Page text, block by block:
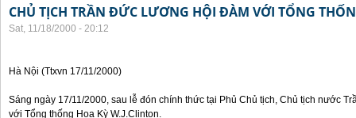
CHỦ TỊCH TRẦN ĐỨC LƯƠNG HỘI ĐÀM VỚI TỔNG
Sat, 11/18/2000 - 20:12
Hà Nội (Ttxvn 17/11/2000)
Sáng ngày 17/11/2000, sau lễ đón chính thức tại Phủ Chủ tịch, Chủ tịch nước
với Tổng thống Hoa Kỳ W.J.Clinton.